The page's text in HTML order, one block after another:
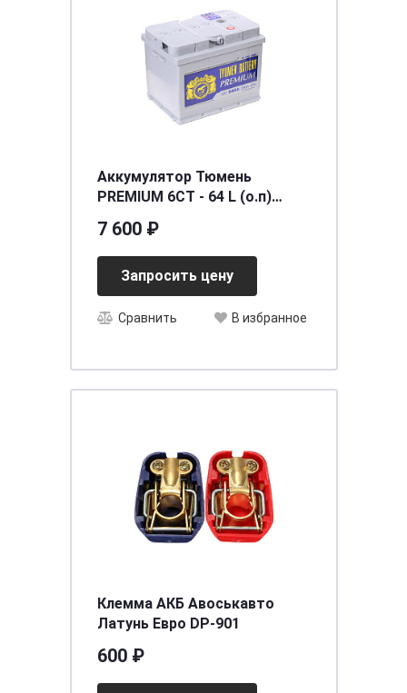
Аккумулятор Тюмень
PREMIUM 6СТ - 64 L (о.п)
7 600 ₽
Запросить цену
Сравнить В избранное
Клемма АКБ Авоськавто
Латунь Евро DP-901
600 ₽